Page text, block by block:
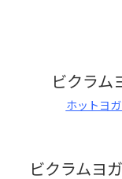
ビクラ
ホットヨ
ビクラムヨ